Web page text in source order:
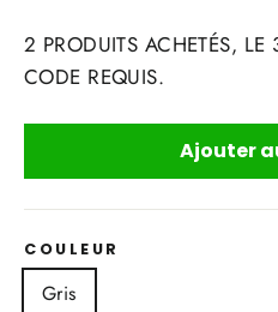
2 PRODUITS ACHETÉS, LE
CODE REQUIS.
Ajouter
COULEUR
Gris